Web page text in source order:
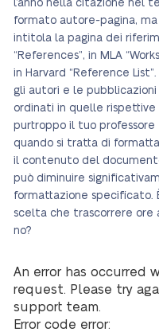
l’anno nella citazione nel
formato autore-pagina, ma
intitola la pagina dei
“References”, in MLA
in Harvard “Reference
gli autori e le
ordinati in quelle
purtroppo il tuo
quando si tratta di
il contenuto del
può diminuire
formattazione specificato.
scelta che trascorrere ore
no?
An error has occurred
request. Please try
support team.
Error code error: